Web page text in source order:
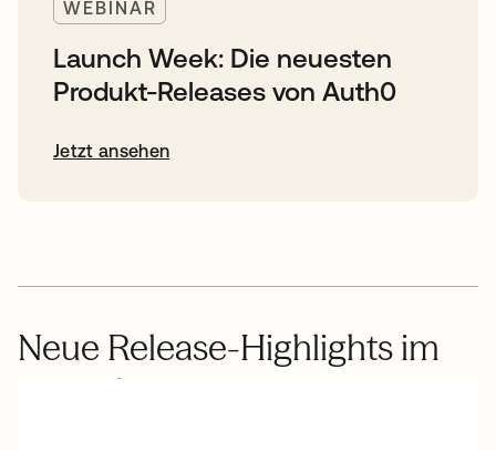
WEBINAR
Launch Week: Die neuesten
Produkt-Releases von Auth0
Jetzt ansehen
Neue Release-Highlights im
Bereich KI